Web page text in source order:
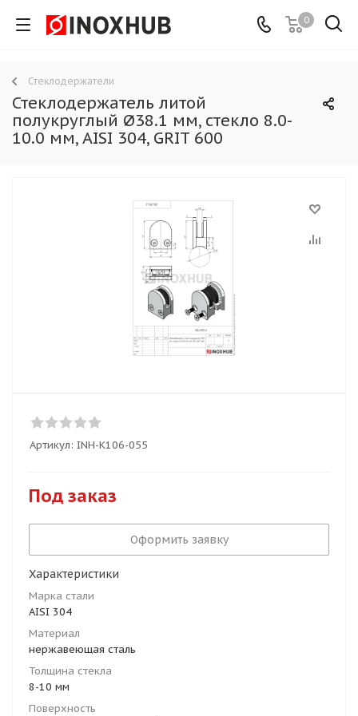
0
Стеклодержатели
Стеклодержатель литой
полукруглый Ø38.1 мм, стекло 8.0-
10.0 мм, AISI 304, GRIT 600
Артикул: INH-K106-055
Под заказ
Оформить заявку
Характеристики
Марка стали
AISI 304
Материал
нержавеющая сталь
Толщина стекла
8-10 мм
Поверхность